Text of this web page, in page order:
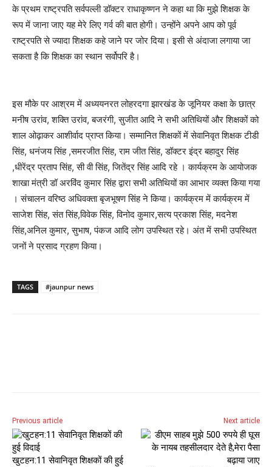
के प्रथम राष्ट्रपति सर्वपल्ली डॉक्टर राधाकृष्णन ने कहा था कि मुझे शिक्षक के
रूप में जाना जाए यह मेरे लिए गर्व की बात होगी। उन्होंने अपने आप को पूर्व
राष्ट्रपति से ज्यादा शिक्षक कहे जाने पर जोर दिया। इसी से अंदाजा लगाया जा
सकता है कि शिक्षक का स्थान सर्वोपरि है।
इस मौके पर आश्रम में अध्ययनरत लोहरदगा झारखंड के जूनियर कक्षा के छात्र
मनीष उरांव, शक्ति उरांव, बजरंगी, सुजीत आदि ने सभी अतिथियों और शिक्षकों को
शाल ओढ़ाकर आशीर्वाद प्राप्त किया। सम्मानित शिक्षकों में सेवानिवृत शिक्षक टीडी
सिंह, धनंजय सिंह ,समरजीत सिंह, राम जीत सिंह, डॉक्टर इंद्र बहादुर सिंह
,धीरेंद्र प्रताप सिंह, सी वी सिंह, जितेंद्र सिंह आदि रहे । कार्यक्रम के आयोजक
शाखा मंत्री डॉ अरविंद कुमार सिंह द्वारा सभी अतिथियों का आभार व्यक्त किया गया
। संचालन वरिष्ठ अधिवक्ता बृजभूषण सिंह ने किया। कार्यक्रम में कार्यक्रम में
साजेश सिंह, संत सिंह,विवेक सिंह, विनोद कुमार,सत्य प्रकाश सिंह, मदनेश
सिंह,अनिल कुमार, सुभाष, पंकज आदि लोग उपस्थित रहे। अंत में सभी उपस्थित
जनों ने प्रसाद ग्रहण किया।
TAGS #jaunpur news
Previous article
खुटहन:11 सेवानिवृत शिक्षकों की हुई
Next article